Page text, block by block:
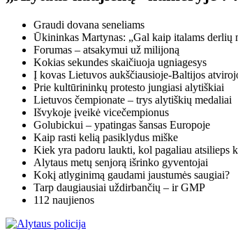
Graudi dovana seneliams
Ūkininkas Martynas: „Gal kaip italams derlių
Forumas – atsakymui už milijoną
Kokias sekundes skaičiuoja ugniagesys
Į kovas Lietuvos aukščiausioje-Baltijos
Prie kultūrininkų protesto jungiasi alytiškiai
Lietuvos čempionate – trys alytiškių medaliai
Išvykoje įveikė vicečempionus
Golubickui – ypatingas šansas Europoje
Kaip rasti kelią pasiklydus miške
Kiek yra padoru laukti, kol pagaliau atsilieps
Alytaus metų senjorą išrinko gyventojai
Kokį atlyginimą gaudami jaustumės saugiai?
Tarp daugiausiai uždirbančių – ir GMP
112 naujienos